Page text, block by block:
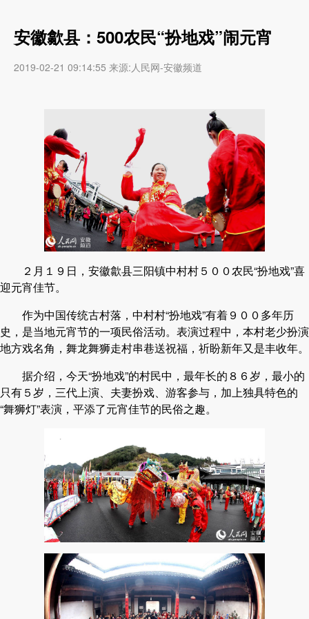
安徽歙县：500农民“扮地戏”闹元宵
2019-02-21 09:14:55 来源:人民网-安徽频道
２月１９日，安徽歙县三阳镇中村村５００农民“扮地戏”喜
迎元宵佳节。
作为中国传统古村落，中村村“扮地戏”有着９００多年历
史，是当地元宵节的一项民俗活动。表演过程中，本村老少扮演
地方戏名角，舞龙舞狮走村串巷送祝福，祈盼新年又是丰收年。
据介绍，今天“扮地戏”的村民中，最年长的８６岁，最小的
只有５岁，三代上演、夫妻扮戏、游客参与，加上独具特色的
“舞狮灯”表演，平添了元宵佳节的民俗之趣。